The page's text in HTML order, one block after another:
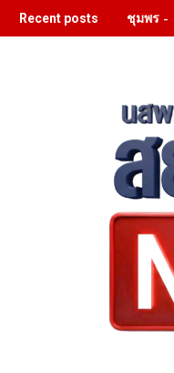
Recent posts ชุมพร -